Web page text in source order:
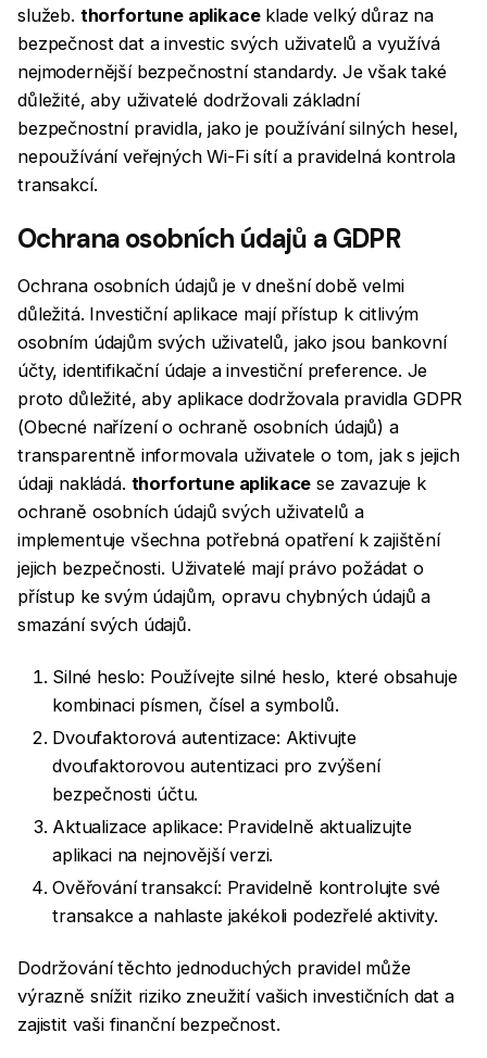
služeb. thorfortune aplikaceklade velký důraz na
bezpečnost dat a investic svých uživatelů a využívá
nejmodernější bezpečnostní standardy. Je však také
důležité, aby uživatelé dodržovali základní
bezpečnostní pravidla, jako je používání silných hesel,
nepoužívání veřejných Wi-Fi sítí a pravidelná kontrola
transakcí.
Ochrana osobních údajů a GDPR
Ochrana osobních údajů je v dnešní době velmi
důležitá. Investiční aplikace mají přístup k citlivým
osobním údajům svých uživatelů, jako jsou bankovní
účty, identifikační údaje a investiční preference. Je
proto důležité, aby aplikace dodržovala pravidla GDPR
(Obecné nařízení o ochraně osobních údajů) a
transparentně informovala uživatele o tom, jak s jejich
údaji nakládá. thorfortune aplikace se zavazuje k
ochraně osobních údajů svých uživatelů a
implementuje všechna potřebná opatření k zajištění
jejich bezpečnosti. Uživatelé mají právo požádat o
přístup ke svým údajům, opravu chybných údajů a
smazání svých údajů.
Silné heslo: Používejte silné heslo, které obsahuje
kombinaci písmen, čísel a symbolů.
Dvoufaktorová autentizace: Aktivujte
dvoufaktorovou autentizaci pro zvýšení
bezpečnosti účtu.
Aktualizace aplikace: Pravidelně aktualizujte
aplikaci na nejnovější verzi.
Ověřování transakcí: Pravidelně kontrolujte své
transakce a nahlaste jakékoli podezřelé aktivity.
Dodržování těchto jednoduchých pravidel může
výrazně snížit riziko zneužití vašich investičních dat a
zajistit vaši finanční bezpečnost.